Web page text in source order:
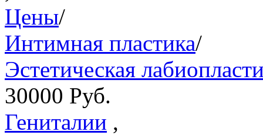
Цены/
Интимная пластика/
Эстетическая
30000 Руб.
Гениталии ,